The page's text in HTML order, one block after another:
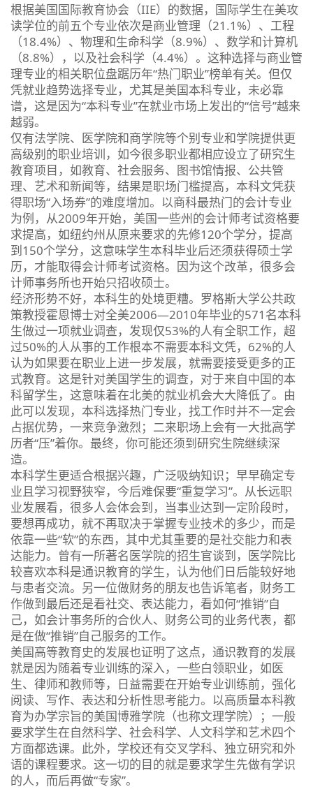
根据美国国际教育协会（IIE）的数据，国际学生在美攻
读学位的前五个专业依次是商业管理（21.1%）、工程
（18.4%）、物理和生命科学（8.9%）、数学和计算机
（8.8%），以及社会科学（4.4%）。这种选择与商业管
理专业的相关职位盘踞历年“热门职业”榜单有关。但仅
凭就业趋势选择专业，尤其是美国本科专业，未必靠
谱，这是因为“本科专业”在就业市场上发出的“信号”越来
越弱。
仅有法学院、医学院和商学院等个别专业和学院提供更
高级别的职业培训，如今很多职业都相应设立了研究生
教育项目，如教育、社会服务、图书馆情报、公共管
理、艺术和新闻等，结果是职场门槛提高，本科文凭获
得职场“入场券”的难度增加。以商科最热门的会计专业
为例，从2009年开始，美国一些州的会计师考试资格要
求提高，如纽约州从原来要求的先修120个学分，提高
到150个学分，这意味学生本科毕业后还须获得硕士学
历，才能取得会计师考试资格。因为这个改革，很多会
计师事务所也开始只招收硕士。
经济形势不好，本科生的处境更糟。罗格斯大学公共政
策教授霍恩博士对全美2006—2010年毕业的571名本科
生做过一项就业调查，发现仅53%的人有全职工作，超
过50%的人从事的工作根本不需要本科文凭，62%的人
认为如果要在职业上进一步发展，就需要接受更多的正
式教育。这是针对美国学生的调查，对于来自中国的本
科留学生，这意味着在北美的就业机会大大降低了。由
此可以发现，本科选择热门专业，找工作时并不一定会
占据优势，一来竞争激烈；二来职场上会有一大批高学
历者“压”着你。最终，你可能还须到研究生院继续深
造。
本科学生更适合根据兴趣，广泛吸纳知识；早早确定专
业且学习视野狭窄，今后难保要“重复学习”。从长远职
业发展看，很多人会体会到，当事业达到一定阶段时，
要想再成功，就不再取决于掌握专业技术的多少，而是
依靠一些“软”的东西，其中尤其重要的是社交能力和表
达能力。曾有一所著名医学院的招生官谈到，医学院比
较喜欢本科是通识教育的学生，认为他们日后能较好地
与患者交流。另一位做财务的朋友也告诉笔者，财务工
作做到最后还是看社交、表达能力，看如何“推销”自
己，如会计事务所的合伙人、财务公司的业务代表，都
是在做“推销”自己服务的工作。
美国高等教育史的发展也证明了这点，通识教育的发展
就是因为随着专业训练的深入，一些白领职业，如医
生、律师和教师等，日益需要在开始专业训练前，强化
阅读、写作、表达和分析性思考能力。以高质量本科教
育为办学宗旨的美国博雅学院（也称文理学院）；一般
要求学生在自然科学、社会科学、人文科学和艺术四个
方面都选课。此外，学校还有交叉学科、独立研究和外
语的课程要求。这一切的目的就是要求学生先做有学识
的人，而后再做“专家”。